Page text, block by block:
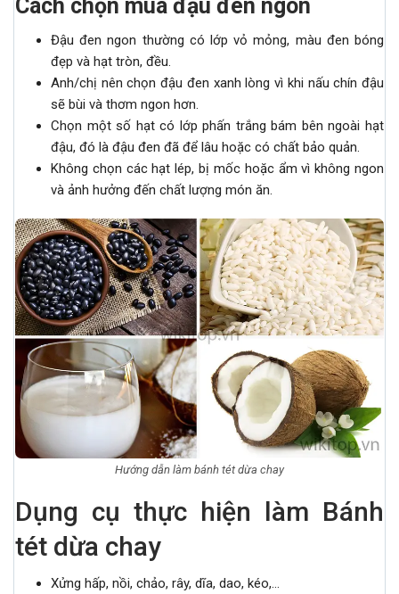
Cách chọn mua đậu đen ngon
Đậu đen ngon thường có lớp vỏ mỏng, màu đen bóng
đẹp và hạt tròn, đều.
Anh/chị nên chọn đậu đen xanh lòng vì khi nấu chín đậu
sẽ bùi và thơm ngon hơn.
Chọn một số hạt có lớp phấn trắng bám bên ngoài hạt
đậu, đó là đậu đen đã để lâu hoặc có chất bảo quản.
Không chọn các hạt lép, bị mốc hoặc ẩm vì không ngon
và ảnh hưởng đến chất lượng món ăn.
Hướng dẫn làm bánh tét dừa chay
Dụng cụ thực hiện làm Bánh
tét dừa chay
Xửng hấp, nồi, chảo, rây, dĩa, dao, kéo,…